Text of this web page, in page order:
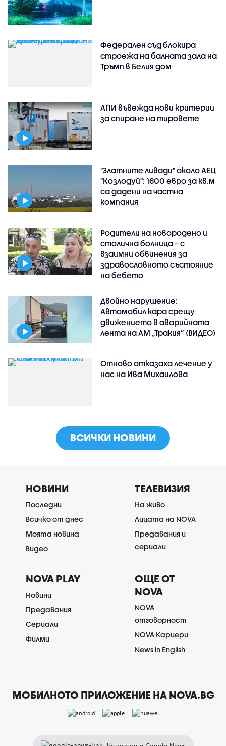
Федерален съд блокира
строежа на балната зала на
Тръмп в Белия дом
АПИ въвежда нови критерии
за спиране на тировете
"Златните ливади" около АЕЦ
"Козлодуй": 1600 евро за кв.м
са дадени на частна
компания
Родители на новородено и
столична болница – с
взаимни обвинения за
здравословното състояние
на бебето
Двойно нарушение:
Автомобил кара срещу
движението в аварийната
лента на АМ „Тракия” (ВИДЕО)
Отново отказаха лечение у
нас на Ива Михаилова
ВСИЧКИ НОВИНИ
НОВИНИ
Последни
Всичко от днес
Моята новина
Видео
ТЕЛЕВИЗИЯ
На живо
Лицата на NOVA
Предавания и
сериали
NOVA PLAY
Новини
Предавания
Сериали
Филми
ОЩЕ ОТ
NOVA
NOVA
отговорност
NOVA Кариери
News in English
МОБИЛНОТО ПРИЛОЖЕНИЕ НА NOVA.BG